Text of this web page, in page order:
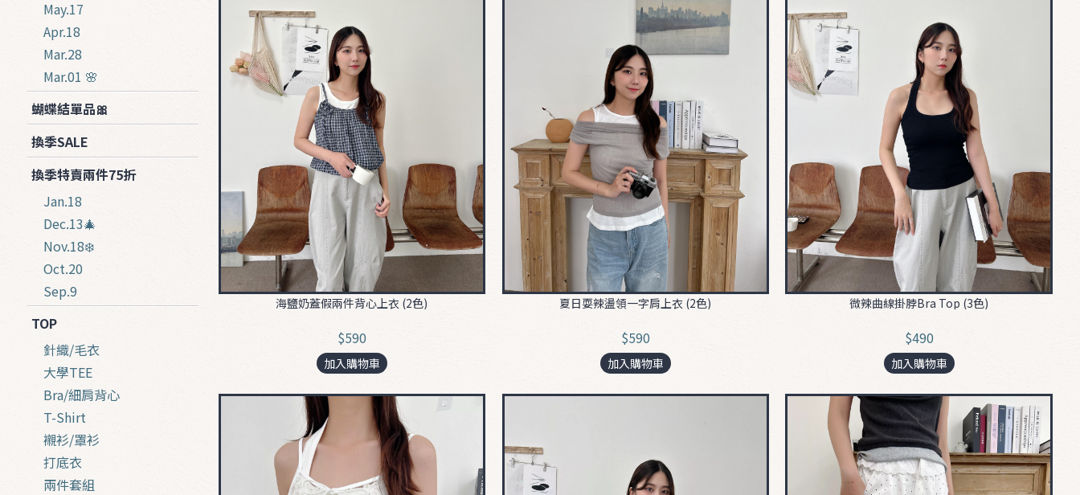
May.17
Apr.18
Mar.28
Mar.01 🌸
蝴蝶結單品🎀
換季SALE
換季特賣兩件75折
Jan.18
Dec.13🎄
Nov.18❄️
Oct.20
Sep.9
TOP
針織/毛衣
大學TEE
Bra/細肩背心
T-Shirt
襯衫/罩衫
打底衣
兩件套組
海鹽奶蓋假兩件背心上衣 (2色)
$590
加入購物車
夏日耍辣盪領一字肩上衣 (2色)
$590
加入購物車
微辣曲線掛脖Bra Top (3色)
$490
加入購物車